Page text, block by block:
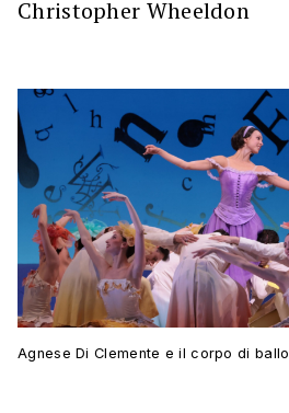
Christopher Wheeldon
Agnese Di Clemente e il corpo di ballo